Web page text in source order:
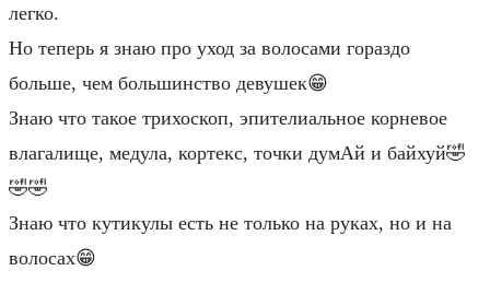
легко.
Но теперь я знаю про уход за волосами гораздо
больше, чем большинство девушек😁
Знаю что такое трихоскоп, эпителиальное корневое
влагалище, медула, кортекс, точки думАй и байхуй🤣
🤣🤣
Знаю что кутикулы есть не только на руках, но и на
волосах😁